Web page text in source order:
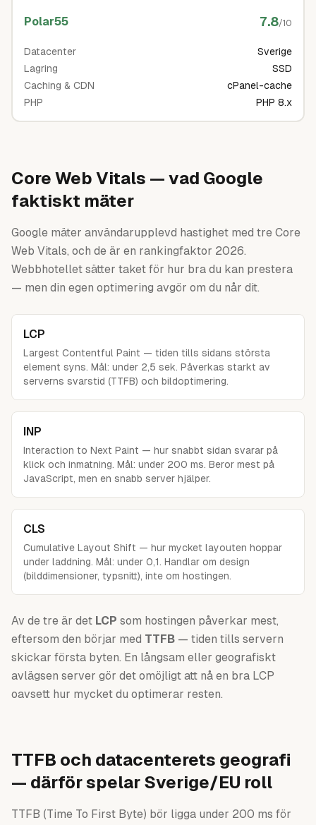
Polar55 7.8/10
Datacenter
Sverige
Lagring
SSD
Caching & CDN
cPanel-cache
PHP
PHP 8.x
Core Web Vitals — vad Google
faktiskt mäter
Google mäter användarupplevd hastighet med tre Core
Web Vitals, och de är en rankingfaktor 2026.
Webbhotellet sätter taket för hur bra du kan prestera
— men din egen optimering avgör om du når dit.
LCP
Largest Contentful Paint — tiden tills sidans största
element syns. Mål: under 2,5 sek. Påverkas starkt av
serverns svarstid (TTFB) och bildoptimering.
INP
Interaction to Next Paint — hur snabbt sidan svarar på
klick och inmatning. Mål: under 200 ms. Beror mest på
JavaScript, men en snabb server hjälper.
CLS
Cumulative Layout Shift — hur mycket layouten hoppar
under laddning. Mål: under 0,1. Handlar om design
(bilddimensioner, typsnitt), inte om hostingen.
Av de tre är det LCP som hostingen påverkar mest,
eftersom den börjar med TTFB — tiden tills servern
skickar första byten. En långsam eller geografiskt
avlägsen server gör det omöjligt att nå en bra LCP
oavsett hur mycket du optimerar resten.
TTFB och datacenterets geografi
— därför spelar Sverige/EU roll
TTFB (Time To First Byte) bör ligga under 200 ms för